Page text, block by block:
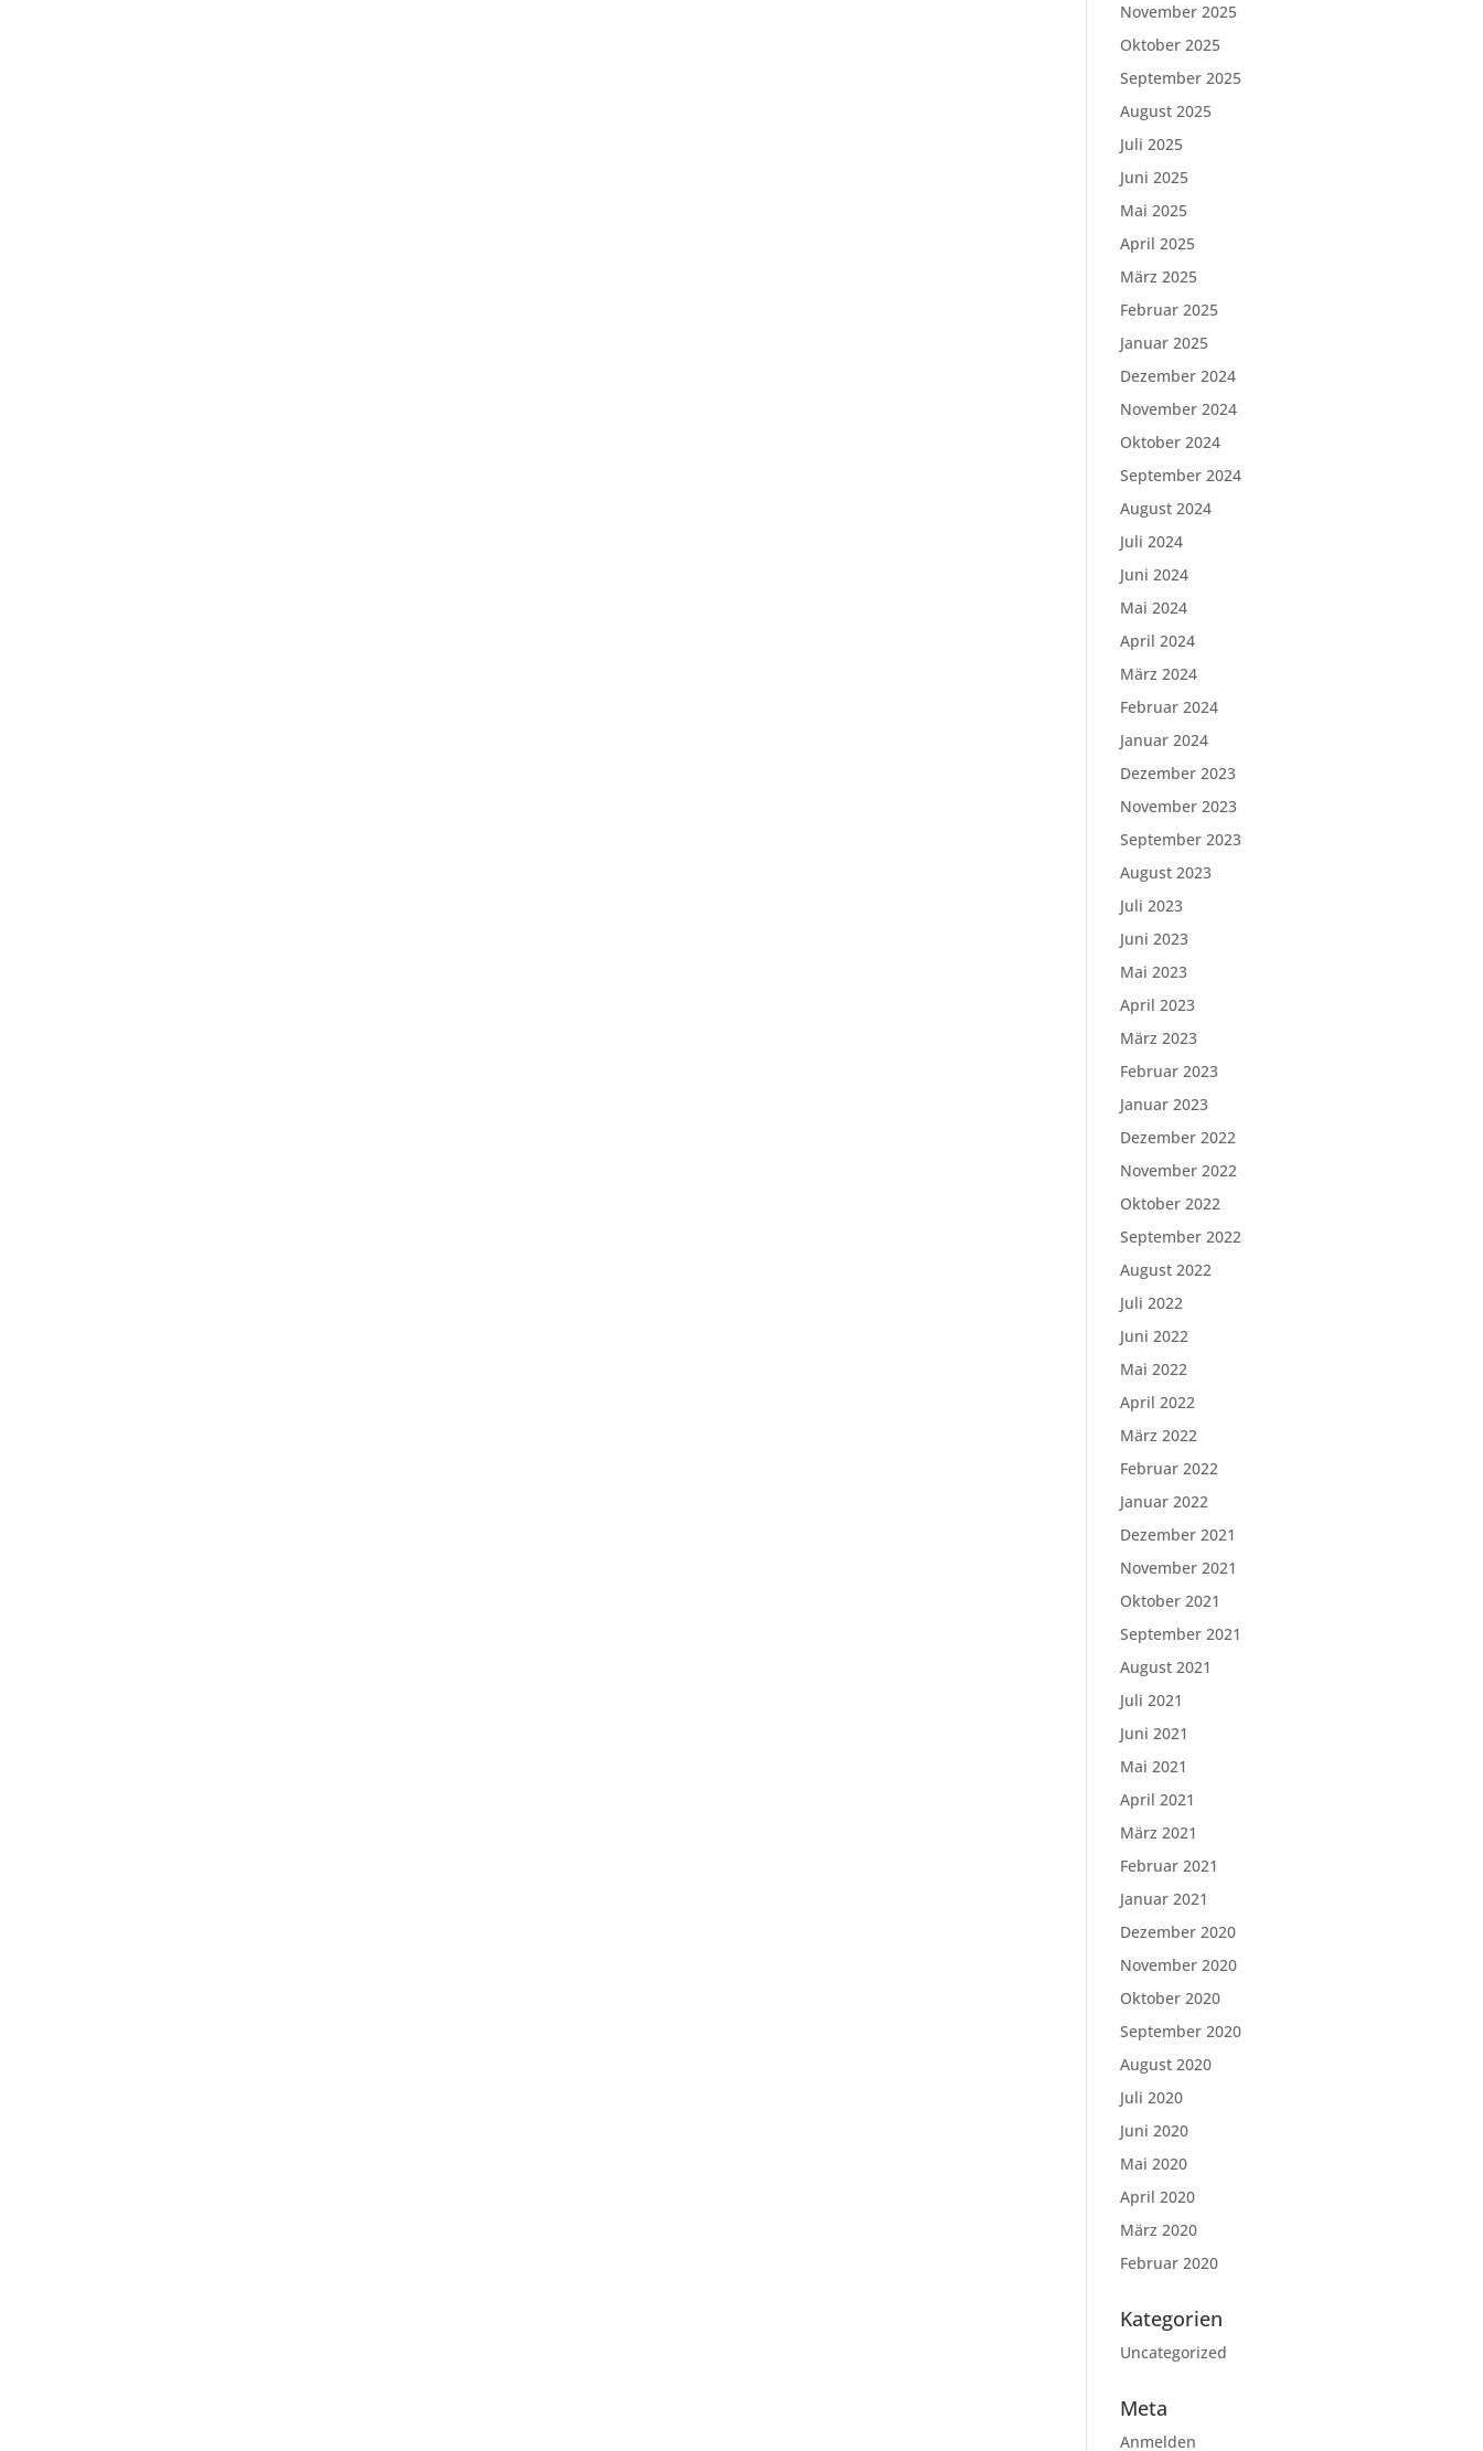
November 2025
Oktober 2025
September 2025
August 2025
Juli 2025
Juni 2025
Mai 2025
April 2025
März 2025
Februar 2025
Januar 2025
Dezember 2024
November 2024
Oktober 2024
September 2024
August 2024
Juli 2024
Juni 2024
Mai 2024
April 2024
März 2024
Februar 2024
Januar 2024
Dezember 2023
November 2023
September 2023
August 2023
Juli 2023
Juni 2023
Mai 2023
April 2023
März 2023
Februar 2023
Januar 2023
Dezember 2022
November 2022
Oktober 2022
September 2022
August 2022
Juli 2022
Juni 2022
Mai 2022
April 2022
März 2022
Februar 2022
Januar 2022
Dezember 2021
November 2021
Oktober 2021
September 2021
August 2021
Juli 2021
Juni 2021
Mai 2021
April 2021
März 2021
Februar 2021
Januar 2021
Dezember 2020
November 2020
Oktober 2020
September 2020
August 2020
Juli 2020
Juni 2020
Mai 2020
April 2020
März 2020
Februar 2020
Kategorien
Uncategorized
Meta
Anmelden